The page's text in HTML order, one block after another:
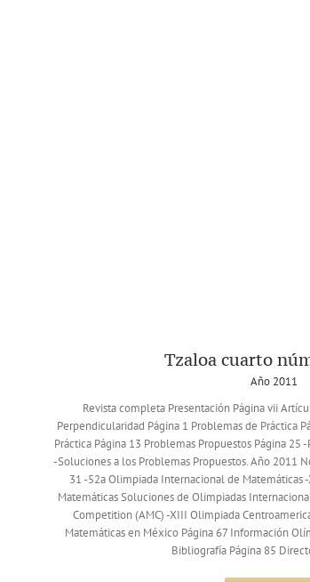
Tzaloa cuarto
Año 2011
Revista completa Presentación Página vii
Perpendicularidad Página 1 Problemas de Práctica
Práctica Página 13 Problemas Propuestos Página 25
-Soluciones a los Problemas Propuestos. Año 2011
31 -52a Olimpiada Internacional de Matemáticas
Matemáticas Soluciones de Olimpiadas
Competition (AMC) -XIII Olimpiada
Matemáticas en México Página 67 Información
Bibliografía Página 85